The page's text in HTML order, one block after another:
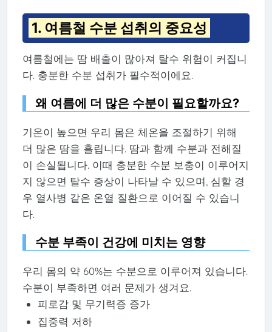
1. 여름철 수분 섭취의 중요성
여름철에는 땀 배출이 많아져 탈수 위험이 커집니
다. 충분한 수분 섭취가 필수적이에요.
왜 여름에 더 많은 수분이 필요할까요?
기온이 높으면 우리 몸은 체온을 조절하기 위해
더 많은 땀을 흘립니다. 땀과 함께 수분과 전해질
이 손실됩니다. 이때 충분한 수분 보충이 이루어지
지 않으면 탈수 증상이 나타날 수 있으며, 심할 경
우 열사병 같은 온열 질환으로 이어질 수 있습니
다.
수분 부족이 건강에 미치는 영향
우리 몸의 약 60%는 수분으로 이루어져 있습니다.
수분이 부족하면 여러 문제가 생겨요.
피로감 및 무기력증 증가
집중력 저하